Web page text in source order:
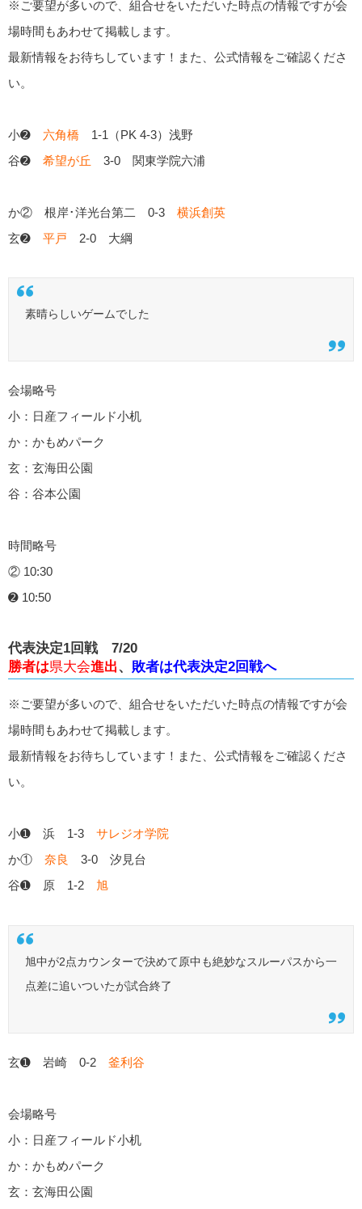
※ご要望が多いので、組合せをいただいた時点の情報ですが会
場時間もあわせて掲載します。
最新情報をお待ちしています！また、公式情報をご確認くださ
い。
小➋ 六角橋 1-1（PK 4-3）浅野
谷➋ 希望が丘 3-0 関東学院六浦
か② 根岸･洋光台第二 0-3 横浜創英
玄➋ 平戸 2-0 大綱
素晴らしいゲームでした
会場略号
小：日産フィールド小机
か：かもめパーク
玄：玄海田公園
谷：谷本公園
時間略号
② 10:30
➋ 10:50
代表決定1回戦 7/20
勝者は県大会進出、 敗者は代表決定2回戦へ
※ご要望が多いので、組合せをいただいた時点の情報ですが会
場時間もあわせて掲載します。
最新情報をお待ちしています！また、公式情報をご確認くださ
い。
小➊ 浜 1-3 サレジオ学院
か① 奈良
3-0 汐見台
谷➊ 原 1-2 旭
旭中が2点カウンターで決めて原中も絶妙なスルーパスから一
点差に追いついたが試合終了
玄➊ 岩崎 0-2 釜利谷
会場略号
小：日産フィールド小机
か：かもめパーク
玄：玄海田公園